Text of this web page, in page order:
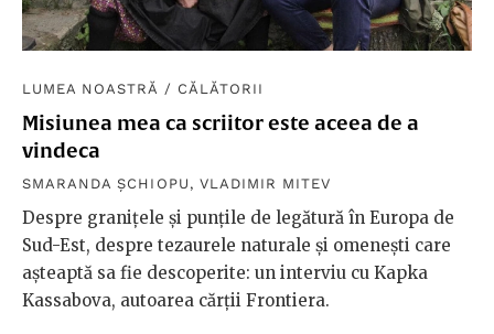
LUMEA NOASTRĂ / CĂLĂTORII
Misiunea mea ca scriitor este aceea de a
vindeca
SMARANDA ȘCHIOPU , VLADIMIR MITEV
Despre granițele și punțile de legătură în Europa de
Sud-Est, despre tezaurele naturale și omenești care
așteaptă sa fie descoperite: un interviu cu Kapka
Kassabova, autoarea cărții Frontiera.